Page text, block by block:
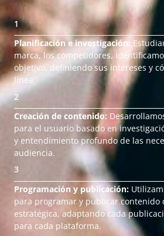
1
Planificación e investigación:
marca, los competidores,
objetivo, definiendo sus intereses y
línea.
2
Creación de contenido:
para el usuario basado en
y entendimiento profundo de las
audiencia.
3
Programación y publicación:
para programar y publicar contenido
estratégica, adaptando cada
para cada plataforma.